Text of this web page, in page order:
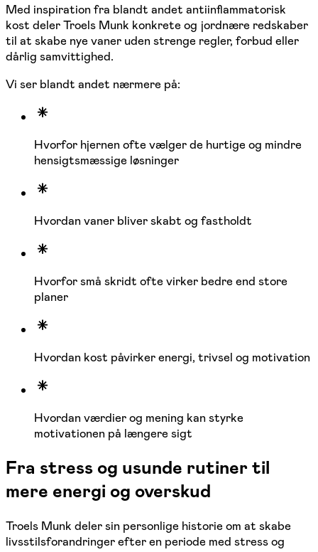
Med inspiration fra blandt andet antiinflammatorisk
kost deler Troels Munk konkrete og jordnære redskaber
til at skabe nye vaner uden strenge regler, forbud eller
dårlig samvittighed.
Vi ser blandt andet nærmere på:
Hvorfor hjernen ofte vælger de hurtige og mindre
hensigtsmæssige løsninger
Hvordan vaner bliver skabt og fastholdt
Hvorfor små skridt ofte virker bedre end store
planer
Hvordan kost påvirker energi, trivsel og motivation
Hvordan værdier og mening kan styrke
motivationen på længere sigt
Fra stress og usunde rutiner til
mere energi og overskud
Troels Munk deler sin personlige historie om at skabe
livsstilsforandringer efter en periode med stress og